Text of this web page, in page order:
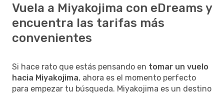
Vuela a Miyakojima con eDreams y
encuentra las tarifas más
convenientes
Si hace rato que estás pensando en tomar un vuelo
hacia Miyakojima, ahora es el momento perfecto
para empezar tu búsqueda. Miyakojima es un destino